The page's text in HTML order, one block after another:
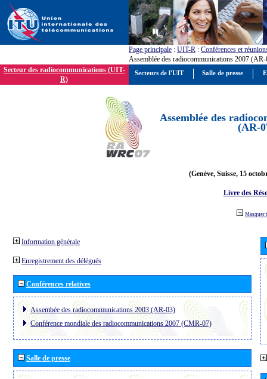
Page principale : UIT-R : Conférences et
Assemblée des radiocommunications 2007
Secteur des radiocommunications (UIT-
R)
Assemblée des
(AR-
(Genève, Suisse, 15
Livre des
Masquer
Information générale
Enregistrement des délégués
Conférences relatives
Assembée des radiocommunications 2003 (AR-03)
Conférence mondiale des radiocommunications 2007 (CMR-07)
Salle de presse
Secteurs de l'UIT Salle de presse